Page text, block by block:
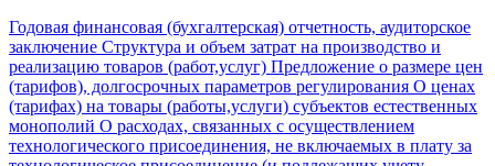
Годовая финансовая (бухгалтерская) отчетность, аудиторское
заключение Структура и объем затрат на производство и
реализацию товаров (работ,услуг) Предложение о размере цен
(тарифов), долгосрочных параметров регулирования О ценах
(тарифах) на товары (работы,услуги) субъектов естественных
монополий О расходах, связанных с осуществлением
технологического присоединения, не включаемых в плату за